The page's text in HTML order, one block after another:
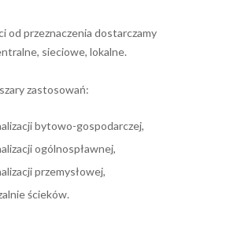
od przeznaczenia dostarczamy
sieciowe, lokalne.
zastosowań:
bytowo-gospodarczej,
ogólnospławnej,
przemysłowej,
ścieków.